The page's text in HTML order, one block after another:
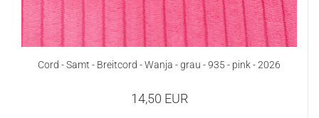
Cord - Samt - Breitcord - Wanja - grau - 935 - pink - 2026
14,50 EUR